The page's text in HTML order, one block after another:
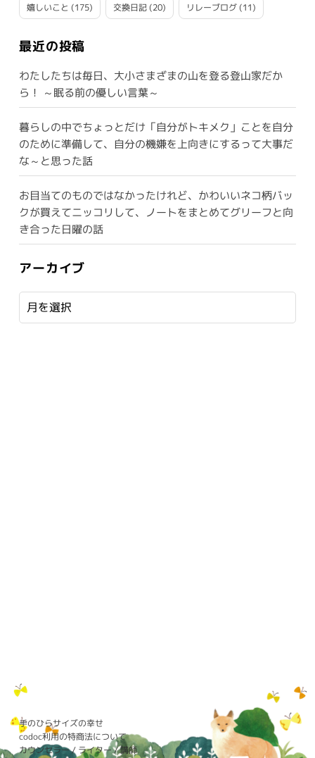
嬉しいこと (175) 交換日記(20) リレーブログ(11)
最近の投稿
わたしたちは毎日、大小さまざまの山を登る登山家だか
ら！ ～眠る前の優しい言葉～
暮らしの中でちょっとだけ「自分がトキメク」ことを自分
のために準備して、自分の機嫌を上向きにするって大事だ
な～と思った話
お目当てのものではなかったけれど、かわいいネコ柄バッ
クが買えてニッコリして、ノートをまとめてグリーフと向
き合った日曜の話
アーカイブ
手のひらサイズの幸せ
codoc利用の特商法について
カウンセラー / ライター / 講師